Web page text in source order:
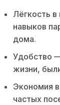
Лёгкость
навыков
дома.
Удобство
жизни,
Экономия
частых